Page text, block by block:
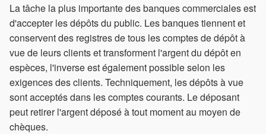
La tâche la plus importante des banques commerciales est
d'accepter les dépôts du public. Les banques tiennent et
conservent des registres de tous les comptes de dépôt à
vue de leurs clients et transforment l'argent du dépôt en
espèces, l'inverse est également possible selon les
exigences des clients. Techniquement, les dépôts à vue
sont acceptés dans les comptes courants. Le déposant
peut retirer l'argent déposé à tout moment au moyen de
chèques.